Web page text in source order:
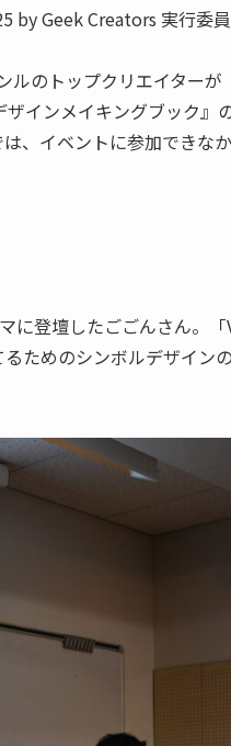
by Geek Creators 実行委
ルのトップクリエイターが
インメイキングブック』
、イベントに参加できな
に登壇したごごんさん。
ためのシンボルデザイン